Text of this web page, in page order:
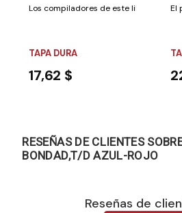
Los compiladores de este libro
TAPA DURA
17,62 $
El
RESEÑAS DE CLIENTES
BONDAD,T/D AZUL-ROJO
Reseñas de